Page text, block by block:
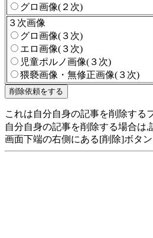
グロ画像(２次)
３次画像
グロ画像(３次)
エロ画像(３次)
児童ポルノ画像(３次)
猥褻画像・無修正画像(３次)
これは自分自身の記事を削除する
自分自身の記事を削除する場合は
画面下端の右側にある[削除]ボタ